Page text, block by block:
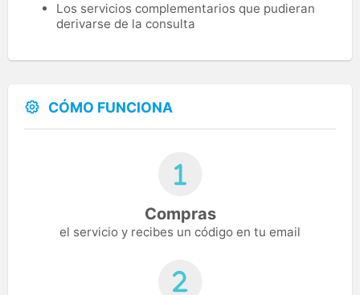
Los servicios complementarios que pudieran
derivarse de la consulta
CÓMO FUNCIONA
Compras
el servicio y recibes un código en tu email